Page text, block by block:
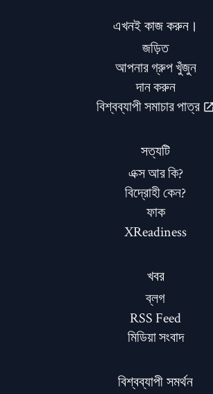
এখনই কাজ করুন।
জড়িত
আপনার গ্রুপ খুঁজুন
দান করুন
বিশ্বব্যাপী সমাচার পাত্র
সত্যটি
এক্স আর কি?
বিদ্রোহী কেন?
ফাক
XReadiness
খবর
ব্লগ
RSS Feed
মিডিয়া সংবাদ
বিশ্বব্যাপী সমর্থন